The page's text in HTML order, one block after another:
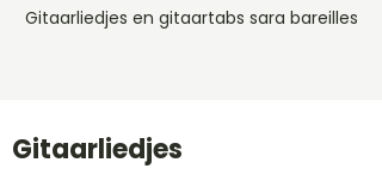
Gitaarliedjes en gitaartabs sara bareilles
Gitaarliedjes